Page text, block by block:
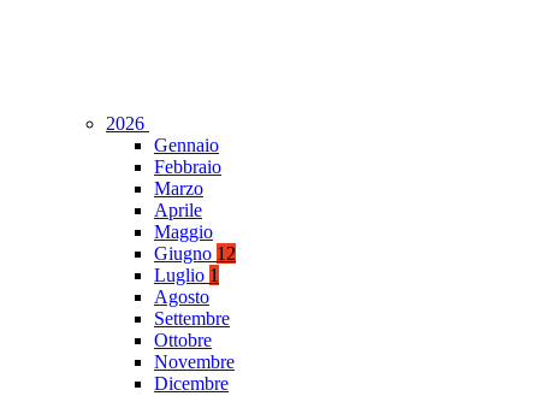
2026
Gennaio
Febbraio
Marzo
Aprile
Maggio
Giugno 12
Luglio 1
Agosto
Settembre
Ottobre
Novembre
Dicembre